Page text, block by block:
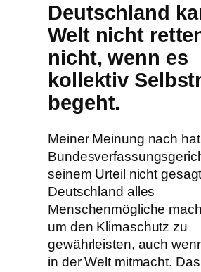
Deutschland
Welt nicht
nicht, wenn es
kollektiv
begeht.
Meiner Meinung nach
seinem Urteil nicht
Deutschland alles
Menschenmögliche
um den Klimaschutz zu
gewährleisten, auch
in der Welt mitmacht.